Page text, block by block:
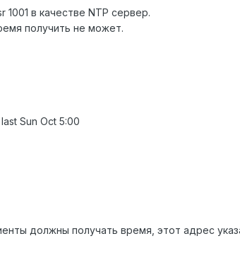
в качестве NTP сервер.
получить не может.
Sun Oct 5:00
должны получать время, этот адрес